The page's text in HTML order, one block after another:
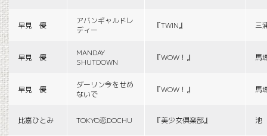
早見 優
アバンギャルドレ
ディー
『TWIN』 三
早見 優
MANDAY
SHUTDOWN
『WOW！』 馬
早見 優
ダーリン今をせめ
ないで
『WOW！』 馬
比嘉ひとみ TOKYO恋DOCHU 『美少女倶楽部』 池